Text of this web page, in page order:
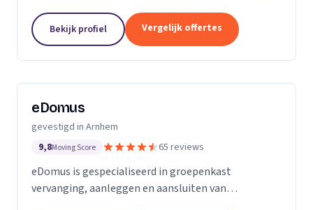
particulieren als het mkb een breed scala aan...
Bekijk profiel Vergelijk offertes
eDomus
gevestigd in Arnhem
9,8Moving Score 65 reviews
eDomus is gespecialiseerd in groepenkast
vervanging, aanleggen en aansluiten van